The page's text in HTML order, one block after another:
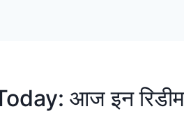
आज इन